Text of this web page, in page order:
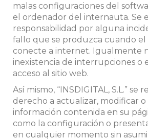
malas configuraciones del
el ordenador del internauta. Se
responsabilidad por alguna
fallo que se produzca cuando el
conecte a internet. Igualmente
inexistencia de interrupciones o
acceso al sitio web.
Así mismo, “INSDIGITAL, S.L.” se
derecho a actualizar, modificar o
información contenida en su
como la configuración o
en cualquier momento sin